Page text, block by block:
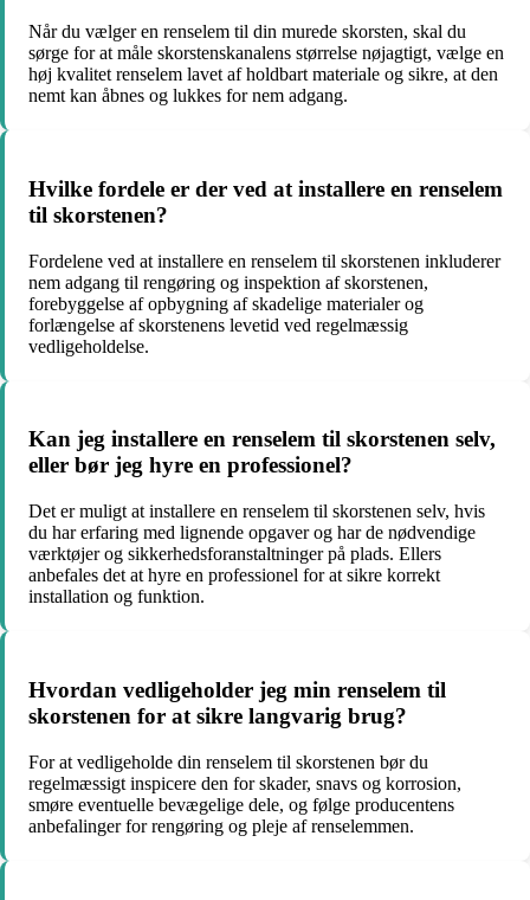
Når du vælger en renselem til din murede skorsten, skal du
sørge for at måle skorstenskanalens størrelse nøjagtigt, vælge en
høj kvalitet renselem lavet af holdbart materiale og sikre, at den
nemt kan åbnes og lukkes for nem adgang.
Hvilke fordele er der ved at installere en renselem
til skorstenen?
Fordelene ved at installere en renselem til skorstenen inkluderer
nem adgang til rengøring og inspektion af skorstenen,
forebyggelse af opbygning af skadelige materialer og
forlængelse af skorstenens levetid ved regelmæssig
vedligeholdelse.
Kan jeg installere en renselem til skorstenen selv,
eller bør jeg hyre en professionel?
Det er muligt at installere en renselem til skorstenen selv, hvis
du har erfaring med lignende opgaver og har de nødvendige
værktøjer og sikkerhedsforanstaltninger på plads. Ellers
anbefales det at hyre en professionel for at sikre korrekt
installation og funktion.
Hvordan vedligeholder jeg min renselem til
skorstenen for at sikre langvarig brug?
For at vedligeholde din renselem til skorstenen bør du
regelmæssigt inspicere den for skader, snavs og korrosion,
smøre eventuelle bevægelige dele, og følge producentens
anbefalinger for rengøring og pleje af renselemmen.